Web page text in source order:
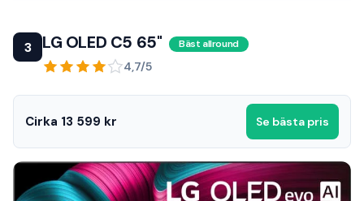
3 LG OLED C5 65" Bäst allround
4,7/5
Cirka 13 599 kr Se bästa pris